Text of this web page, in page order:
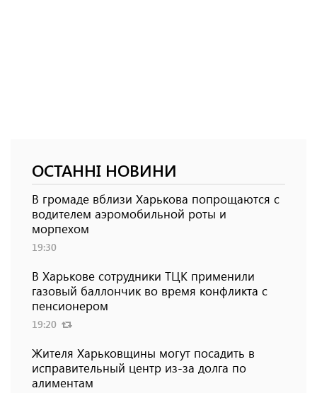
ОСТАННІ НОВИНИ
В громаде вблизи Харькова попрощаются с
водителем аэромобильной роты и
морпехом
19:30
В Харькове сотрудники ТЦК применили
газовый баллончик во время конфликта с
пенсионером
19:20
Жителя Харьковщины могут посадить в
исправительный центр из-за долга по
алиментам